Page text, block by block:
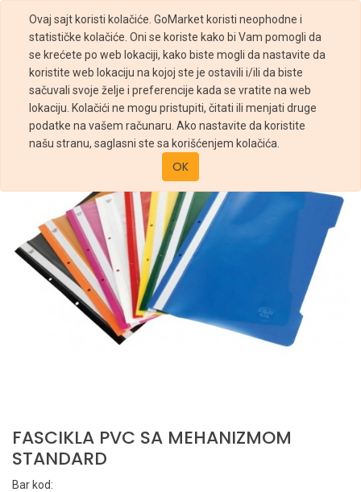
Ovaj sajt koristi kolačiće. GoMarket koristi neophodne i
statističke kolačiće. Oni se koriste kako bi Vam pomogli da
se krećete po web lokaciji, kako biste mogli da nastavite da
koristite web lokaciju na kojoj ste je ostavili i/ili da biste
sačuvali svoje želje i preferencije kada se vratite na web
lokaciju. Kolačići ne mogu pristupiti, čitati ili menjati druge
podatke na vašem računaru. Ako nastavite da koristite
našu stranu, saglasni ste sa korišćenjem kolačića.
OK
Prodavnica FASCIKLA PVC SA MEHANIZMOM STANDARD
FASCIKLA PVC SA MEHANIZMOM
STANDARD
Bar kod: